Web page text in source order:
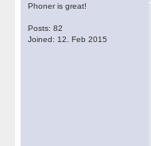
Phoner is great!
Posts: 82
Joined: 12. Feb 2015